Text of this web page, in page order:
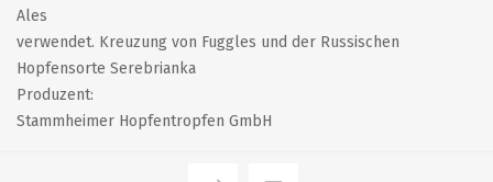
Ales
verwendet. Kreuzung von Fuggles und der Russischen
Hopfensorte Serebrianka
Produzent:
Stammheimer Hopfentropfen GmbH